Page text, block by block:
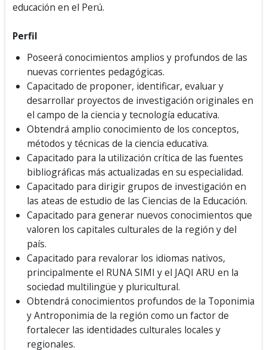
educación en el Perú.
Perfil
Poseerá conocimientos amplios y profundos de las
nuevas corrientes pedagógicas.
Capacitado de proponer, identificar, evaluar y
desarrollar proyectos de investigación originales en
el campo de la ciencia y tecnología educativa.
Obtendrá amplio conocimiento de los conceptos,
métodos y técnicas de la ciencia educativa.
Capacitado para la utilización crítica de las fuentes
bibliográficas más actualizadas en su especialidad.
Capacitado para dirigir grupos de investigación en
las ateas de estudio de las Ciencias de la Educación.
Capacitado para generar nuevos conocimientos que
valoren los capitales culturales de la región y del
país.
Capacitado para revalorar los idiomas nativos,
principalmente el RUNA SIMI y el JAQI ARU en la
sociedad multilingüe y pluricultural.
Obtendrá conocimientos profundos de la Toponimia
y Antroponimia de la región como un factor de
fortalecer las identidades culturales locales y
regionales.